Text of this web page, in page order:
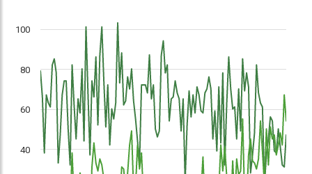
40
60
80
100